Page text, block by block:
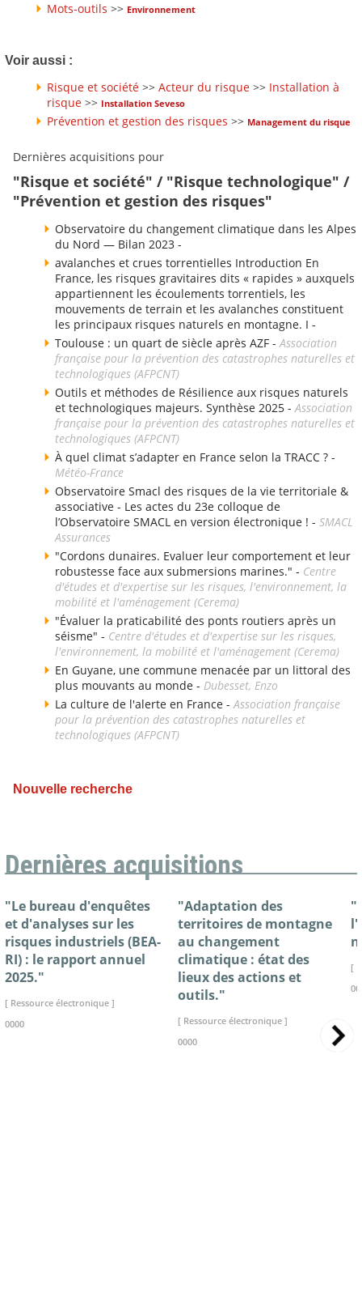
Mots-outils >> Environnement
Voir aussi :
Risque et société >> Acteur du risque >> Installation à
risque >> Installation Seveso
Prévention et gestion des risques >> Management du risque
Dernières acquisitions pour
"Risque et société" / "Risque technologique" /
"Prévention et gestion des risques"
Observatoire du changement climatique dans les Alpes
du Nord — Bilan 2023 -
avalanches et crues torrentielles Introduction En
France, les risques gravitaires dits « rapides » auxquels
appartiennent les écoulements torrentiels, les
mouvements de terrain et les avalanches constituent
les principaux risques naturels en montagne. I -
Toulouse : un quart de siècle après AZF -Association
française pour la prévention des catastrophes naturelles et
technologiques (AFPCNT)
Outils et méthodes de Résilience aux risques naturels
et technologiques majeurs. Synthèse 2025 -Association
française pour la prévention des catastrophes naturelles et
technologiques (AFPCNT)
À quel climat s’adapter en France selon la TRACC ? -
Météo-France
Observatoire Smacl des risques de la vie territoriale &
associative - Les actes du 23e colloque de
l’Observatoire SMACL en version électronique ! - SMACL
Assurances
"Cordons dunaires. Evaluer leur comportement et leur
robustesse face aux submersions marines." - Centre
d'études et d'expertise sur les risques, l'environnement, la
mobilité et l'aménagement (Cerema)
"Évaluer la praticabilité des ponts routiers après un
séisme" - Centre d'études et d'expertise sur les risques,
l'environnement, la mobilité et l'aménagement (Cerema)
En Guyane, une commune menacée par un littoral des
plus mouvants au monde - Dubesset, Enzo
La culture de l'alerte en France -Association française
pour la prévention des catastrophes naturelles et
technologiques (AFPCNT)
Nouvelle recherche
Dernières acquisitions
"Le bureau d'enquêtes
et d'analyses sur les
risques industriels (BEA-
RI) : le rapport annuel
2025."
[ Ressource électronique ]
0000
"Adaptation des
territoires de montagne
au changement
climatique : état des
lieux des actions et
outils."
[ Ressource électronique ]
0000
[